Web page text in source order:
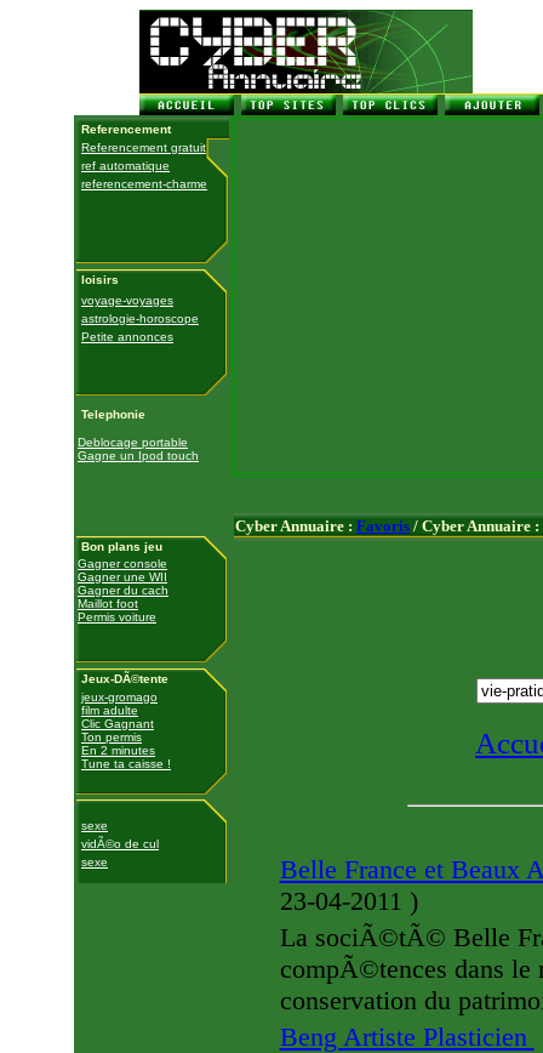
Referencement
Referencement gratuit
ref automatique
referencement-charme
loisirs
voyage-voyages
astrologie-horoscope
Petite annonces
Telephonie
Deblocage portable
Gagne un Ipod touch
Bon plans jeu
Gagner console
Gagner une WII
Gagner du cach
Maillot foot
Permis voiture
Jeux-DÃ©tente
jeux-gromago
film adulte
Clic Gagnant
Ton permis
En 2 minutes
Tune ta caisse !
sexe
vidÃ©o de cul
sexe
Cyber Annuaire : Favoris / Cyber Annuaire :
Belle France et Beaux
23-04-2011 )
La sociÃ©tÃ© Belle
compÃ©tences dans le
conservation du
Beng Artiste Plasticien